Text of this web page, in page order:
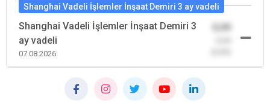
Shanghai Vadeli İşlemler İnşaat Demiri 3 ay vadeli
Shanghai Vadeli İşlemler İnşaat Demiri 3
ay vadeli
07.08.2026